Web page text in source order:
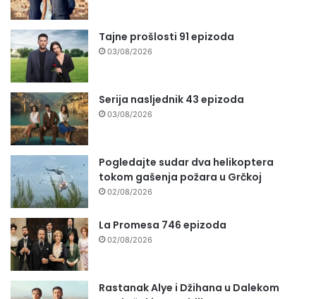
Tajne prošlosti 91 epizoda
03/08/2026
Serija nasljednik 43 epizoda
03/08/2026
Pogledajte sudar dva helikoptera
tokom gašenja požara u Grčkoj
02/08/2026
La Promesa 746 epizoda
02/08/2026
Rastanak Alye i Džihana u Dalekom